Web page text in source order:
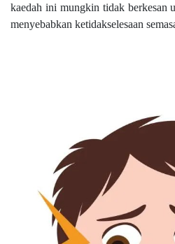
kaedah ini mungkin tidak berkesan
menyebabkan ketidakselesaan